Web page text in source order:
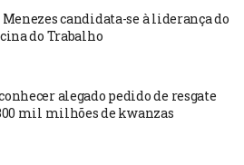
candidata-se à liderança do
do Trabalho
alegado pedido de resgate
mil milhões de kwanzas